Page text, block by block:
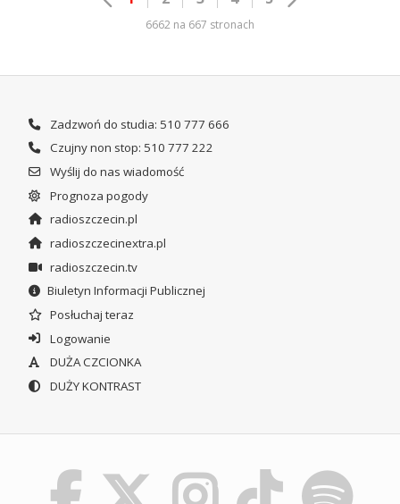
6662 na 667 stronach
Zadzwoń do studia: 510 777 666
Czujny non stop: 510 777 222
Wyślij do nas wiadomość
Prognoza pogody
radioszczecin.pl
radioszczecinextra.pl
radioszczecin.tv
Biuletyn Informacji Publicznej
Posłuchaj teraz
Logowanie
DUŻA CZCIONKA
DUŻY KONTRAST